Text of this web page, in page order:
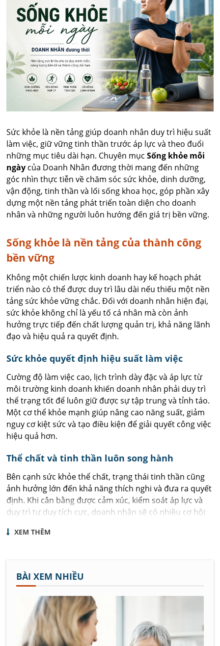
Sức khỏe là nền tảng giúp doanh nhân duy trì hiệu suất
làm việc, giữ vững tinh thần trước áp lực và theo đuổi
những mục tiêu dài hạn. Chuyên mụcSống khỏe mỗi
ngày của Doanh Nhân đương thời mang đến những
góc nhìn thực tiễn về chăm sóc sức khỏe, dinh dưỡng,
vận động, tinh thần và lối sống khoa học, góp phần xây
dựng một nền tảng phát triển toàn diện cho doanh
nhân và những người luôn hướng đến giá trị bền vững.
Sống khỏe là nền tảng của thành công
bền vững
Không một chiến lược kinh doanh hay kế hoạch phát
triển nào có thể được duy trì lâu dài nếu thiếu một nền
tảng sức khỏe vững chắc. Đối với doanh nhân hiện đại,
sức khỏe không chỉ là yếu tố cá nhân mà còn ảnh
hưởng trực tiếp đến chất lượng quản trị, khả năng lãnh
đạo và hiệu quả ra quyết định.
Sức khỏe quyết định hiệu suất làm việc
Cường độ làm việc cao, lịch trình dày đặc và áp lực từ
môi trường kinh doanh khiến doanh nhân phải duy trì
thể trạng tốt để luôn giữ được sự tập trung và tỉnh táo.
Một cơ thể khỏe mạnh giúp nâng cao năng suất, giảm
nguy cơ kiệt sức và tạo điều kiện để giải quyết công việc
hiệu quả hơn.
Thể chất và tinh thần luôn song hành
Bên cạnh sức khỏe thể chất, trạng thái tinh thần cũng
ảnh hưởng lớn đến khả năng thích nghi và đưa ra quyết
định. Khi cân bằng được cảm xúc, kiểm soát áp lực và
duy trì tư duy tích cực, doanh nhân sẽ có nhiều cơ hội
lâu dài.
Việc hình thành lối sống khoa học, duy trì vận động,
nghỉ ngơi hợp lý và chăm sóc sức khỏe định kỳ không
chỉ giúp phòng ngừa rủi ro mà còn tạo nền tảng để
theo đuổi những mục tiêu lớn trong nhiều năm.
Chuyên mục Sống khỏe mỗi ngày mang
XEM THÊM
BÀI XEM NHIỀU